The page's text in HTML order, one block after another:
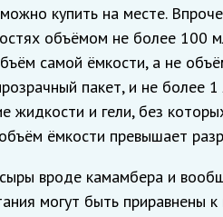
купить на месте.
объёмом не более 100
самой ёмкости, а не
пакет, и не более
жидкости и гели, без
ёмкости превышает
вроде камамбера и
могут быть приравнены